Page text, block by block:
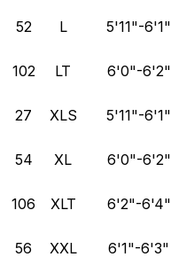
52
L 5'11"-6'1"
102
LT 6'0"-6'2"
27
XLS 5'11"-6'1"
54
XL 6'0"-6'2"
106
XLT 6'2"-6'4"
56
XXL 6'1"-6'3"